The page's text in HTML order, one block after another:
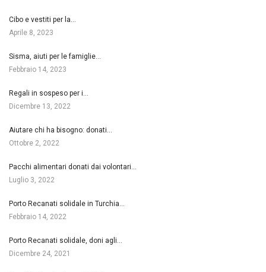
Cibo e vestiti per la…
Aprile 8, 2023
Sisma, aiuti per le famiglie…
Febbraio 14, 2023
Regali in sospeso per i…
Dicembre 13, 2022
Aiutare chi ha bisogno: donati…
Ottobre 2, 2022
Pacchi alimentari donati dai volontari…
Luglio 3, 2022
Porto Recanati solidale in Turchia…
Febbraio 14, 2022
Porto Recanati solidale, doni agli…
Dicembre 24, 2021